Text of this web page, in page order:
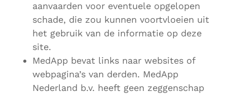
aanvaarden voor eventuele opgelopen
schade, die zou kunnen voortvloeien uit
het gebruik van de informatie op deze
site.
MedApp bevat links naar websites of
webpagina’s van derden. MedApp
Nederland b.v. heeft geen zeggenschap